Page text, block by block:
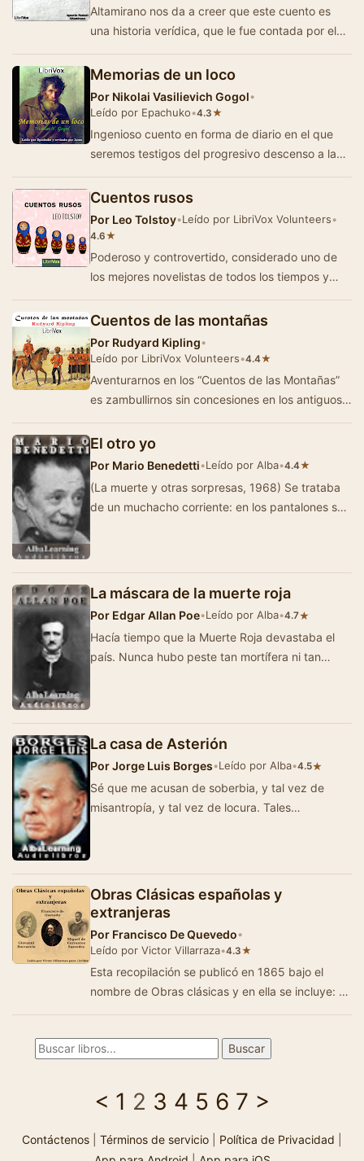
Altamirano nos da a creer que este cuento es
una historia verídica, que le fue contada por el
Memorias de un loco
Por Nikolai Vasilievich Gogol•
Leído por Epachuko•4.3★
Ingenioso cuento en forma de diario en el que
seremos testigos del progresivo descenso a la
Cuentos rusos
Por Leo Tolstoy•Leído por LibriVox Volunteers•
4.6★
Poderoso y controvertido, considerado uno de
los mejores novelistas de todos los tiempos y
Tols…
Cuentos de las montañas
Por Rudyard Kipling•
Leído por LibriVox Volunteers•4.4★
Aventurarnos en los “Cuentos de las Montañas”
es zambullirnos sin concesiones en los antiguos
El otro yo
Por Mario Benedetti•Leído por Alba•4.4★
(La muerte y otras sorpresas, 1968) Se trataba
de un muchacho corriente: en los pantalones se
La máscara de la muerte roja
Por Edgar Allan Poe•Leído por Alba•4.7★
Hacía tiempo que la Muerte Roja devastaba el
país. Nunca hubo peste tan mortífera ni tan
La casa de Asterión
PorJorge Luis Borges•Leído por Alba•4.5★
Sé que me acusan de soberbia, y tal vez de
misantropía, y tal vez de locura. Tales
Obras Clásicas españolas y
extranjeras
Por Francisco De Quevedo•
Leído por Victor Villarraza•4.3★
Esta recopilación se publicó en 1865 bajo el
nombre de Obras clásicas y en ella se incluye: El
< 1 2 3 4 5 6 7 >
Contáctenos Términos de servicio Política de Privacidad